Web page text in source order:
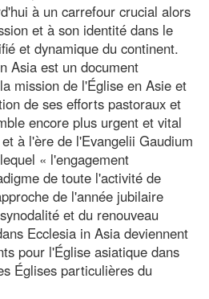
à un carrefour crucial alors
et à son identité dans le
et dynamique du continent.
Asia est un document
mission de l'Église en Asie et
de ses efforts pastoraux et
encore plus urgent et vital
à l'ère de l'Evangelii Gaudium
« l'engagement
de toute l'activité de
de l'année jubilaire
et du renouveau
Ecclesia in Asia deviennent
pour l'Église asiatique dans
Églises particulières du